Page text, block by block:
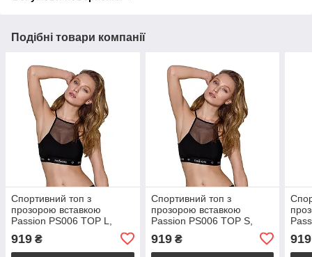
Подібні товари компанії
Спортивний топ з
прозорою вставкою
Passion PS006 TOP L,
919 ₴
Спортивний топ з
прозорою вставкою
Passion PS006 TOP S,
919₴ 919